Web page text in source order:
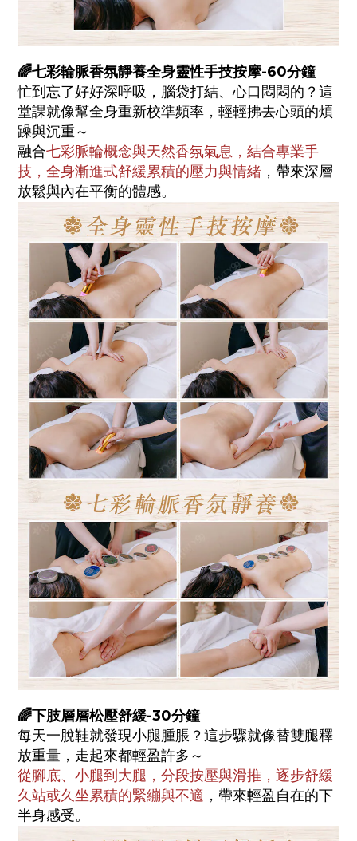
🌈七彩輪脈香氛靜養全身靈性手技按摩-60分鐘
忙到忘了好好深呼吸，腦袋打結、心口悶悶的？這
堂課就像幫全身重新校準頻率，輕輕拂去心頭的煩
躁與沉重～
融合七彩脈輪概念與天然香氛氣息，結合專業手
技，全身漸進式舒緩累積的壓力與情緒 ，帶來深層
放鬆與內在平衡的體感。
🌈下肢層層松壓舒緩-30分鐘
每天一脫鞋就發現小腿腫脹？這步驟就像替雙腿釋
放重量，走起來都輕盈許多～
從腳底、小腿到大腿，分段按壓與滑推，逐步舒緩
久站或久坐累積的緊繃與不適 ，帶來輕盈自在的下
半身感受。